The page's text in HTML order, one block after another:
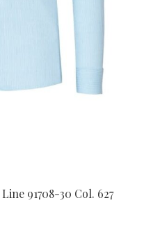
91708-30 Col. 627